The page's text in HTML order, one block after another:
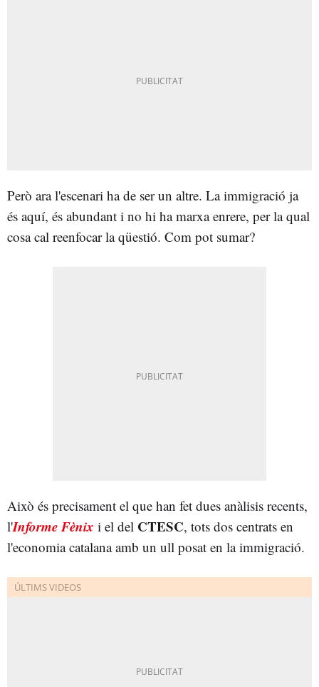
Però ara l'escenari ha de ser un altre. La immigració ja
és aquí, és abundant i no hi ha marxa enrere, per la qual
cosa cal reenfocar la qüestió. Com pot sumar?
Això és precisament el que han fet dues anàlisis recents,
l'Informe Fènix i el del CTESC, tots dos centrats en
l'economia catalana amb un ull posat en la immigració.